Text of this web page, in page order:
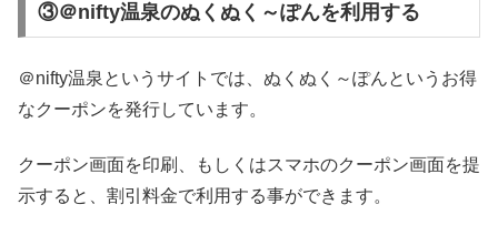
③＠nifty温泉のぬくぬく～ぽんを利用する
＠nifty温泉というサイトでは、ぬくぬく～ぽんというお得
なクーポンを発行しています。
クーポン画面を印刷、もしくはスマホのクーポン画面を提
示すると、割引料金で利用する事ができます。